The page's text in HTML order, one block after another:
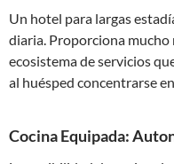
Un hotel para largas
diaria. Proporciona mucho
ecosistema de servicios
al huésped concentrarse
Cocina Equipada: